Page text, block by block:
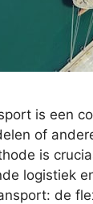
is een
of
is
logistiek
de